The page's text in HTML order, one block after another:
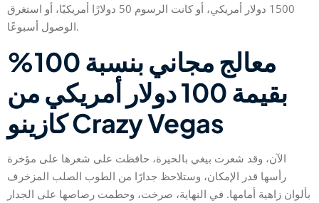
1500 دولار أمريكي، أو كانت الرسوم 50 دولارًا أمريكيًا، أو استغرق
الوصول أسبوعًا.
معالج مجاني بنسبة 100%
بقيمة 100 دولار أمريكي من
كازينو Crazy Vegas
الآن، وقد شعرت بيغي بالحيرة، حافظت على شعرها على مؤخرة
رأسها قدر الإمكان، وستلاحظ جدارًا من الطوب الصلب المزخرف
بألوان زاهية أمامها. في النهاية، صرخت، وحطمت رصاصها على الجدار